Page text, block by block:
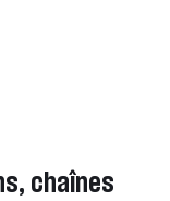
chaînes